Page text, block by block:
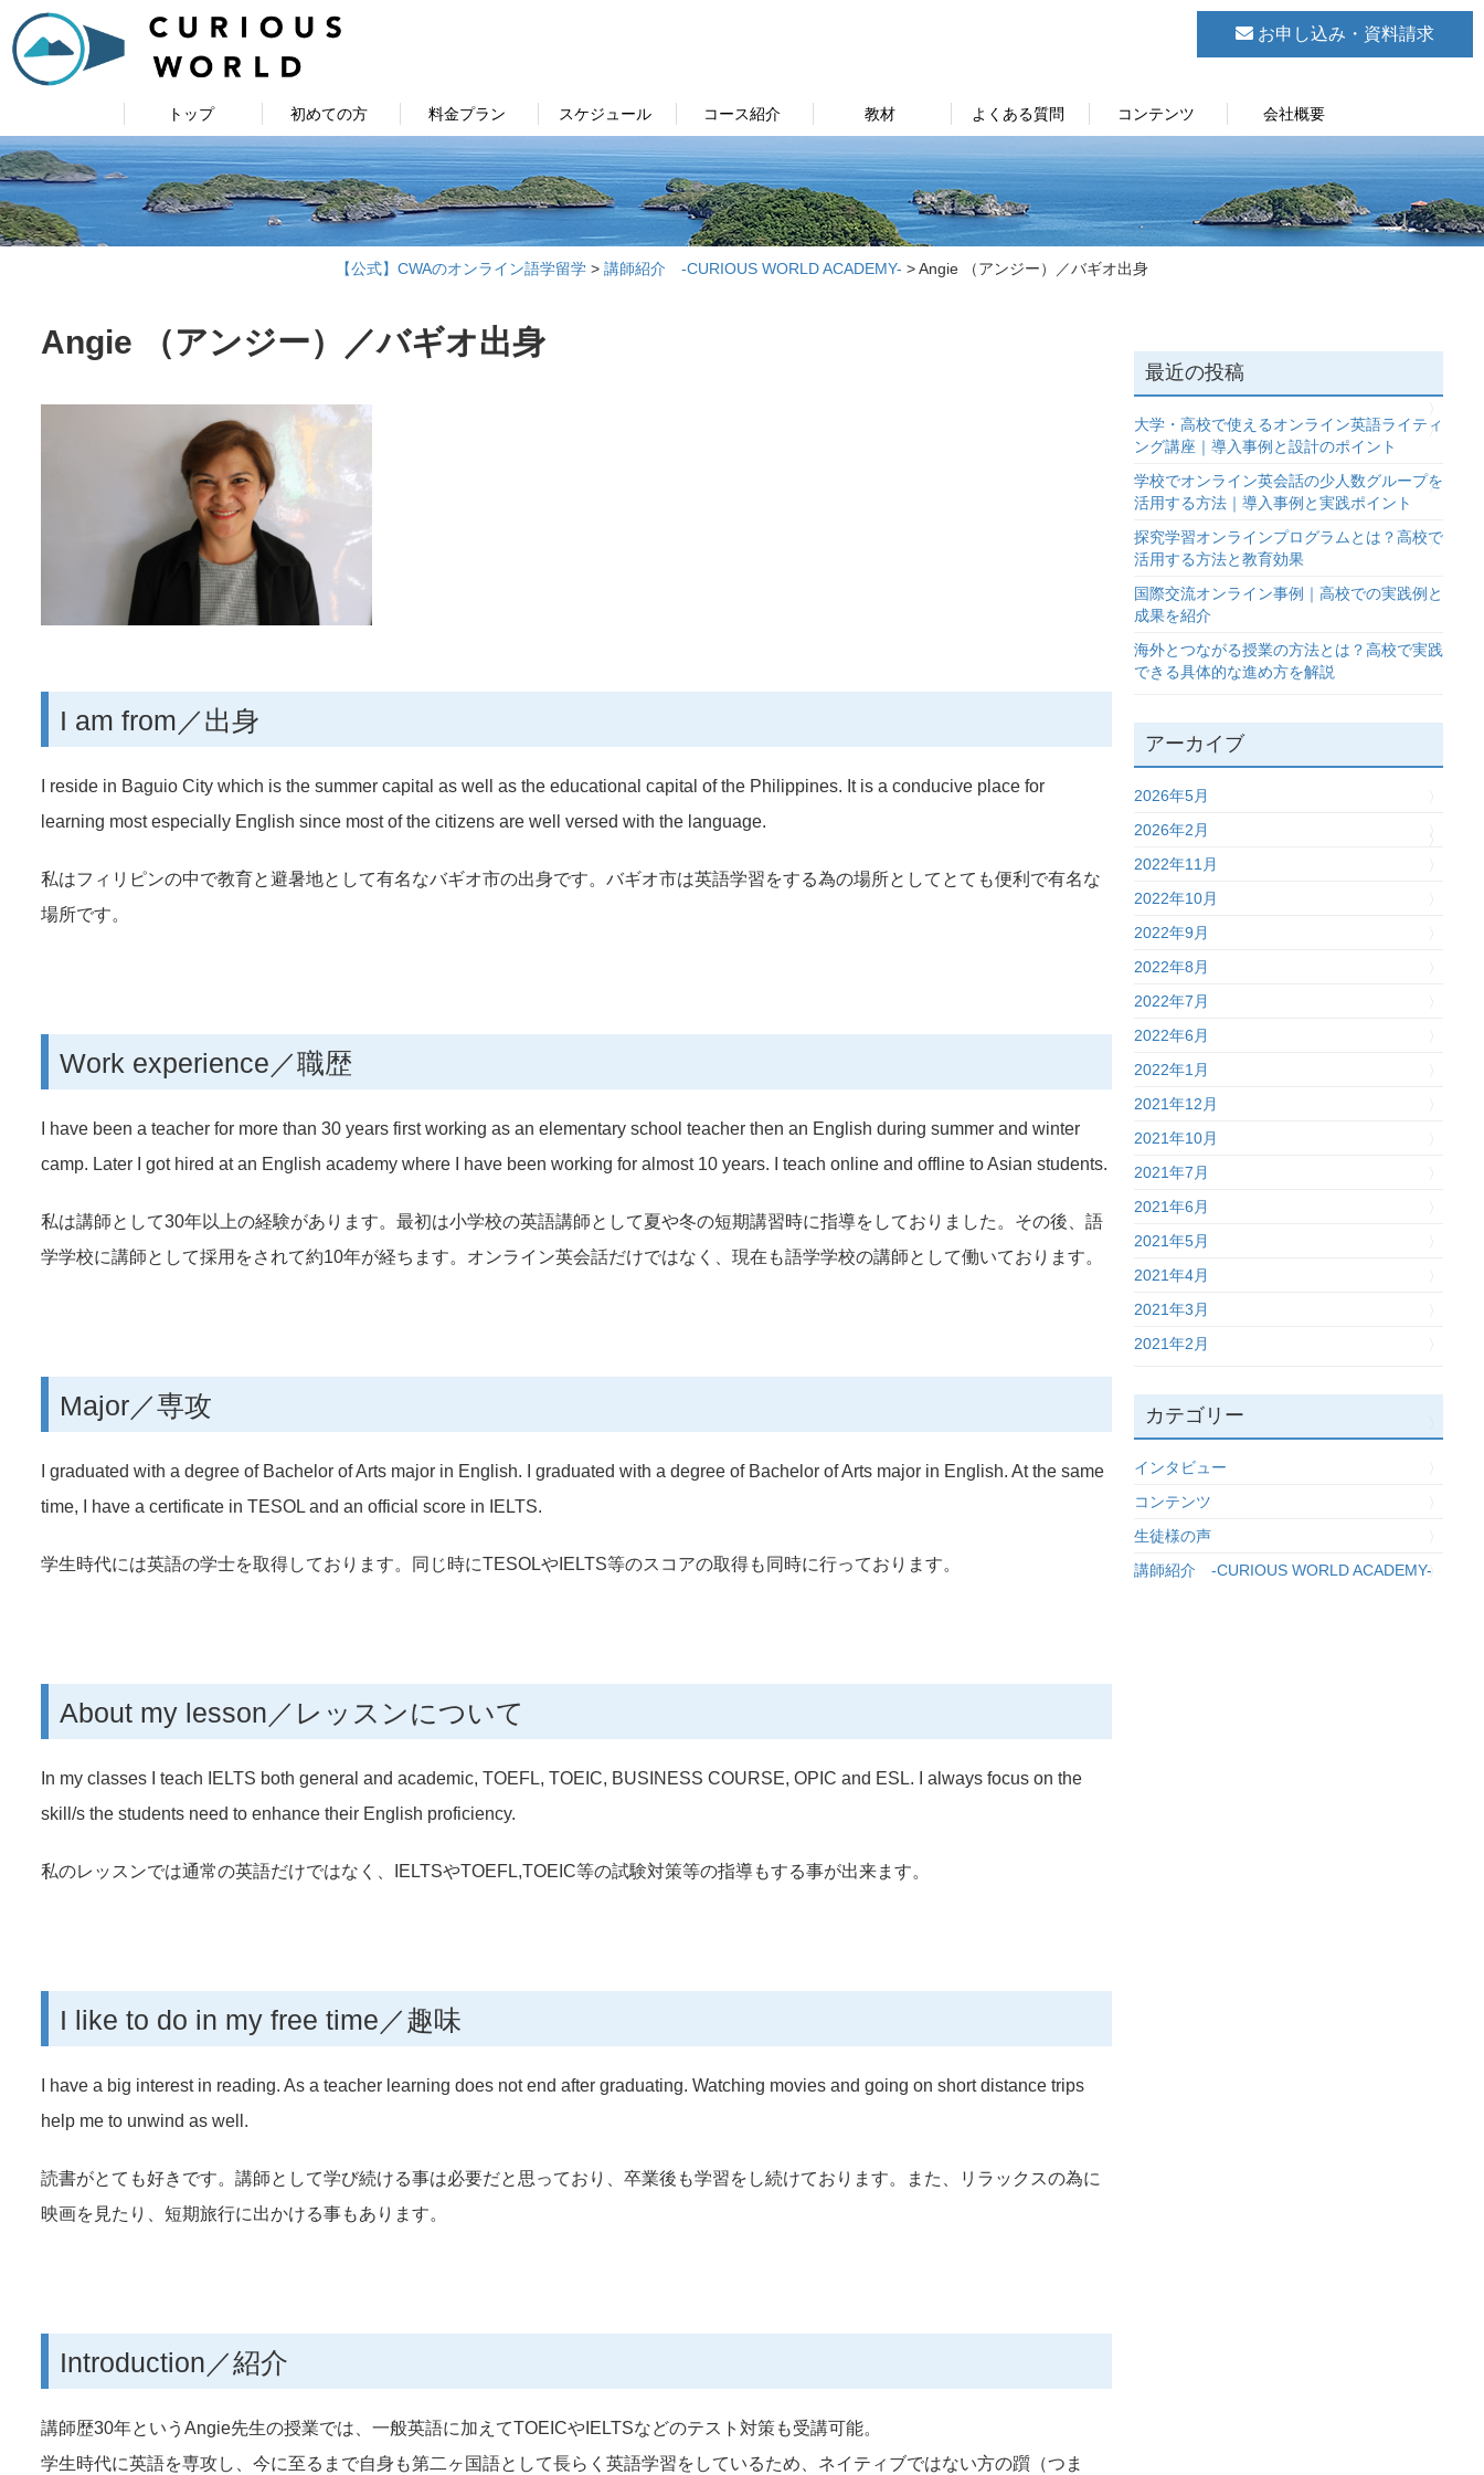
お申し込み・資料請求
トップ 初めての方 料金プラン スケジュール コース紹介 教材 よくある質問 コンテンツ 会社概要
【公式】CWAのオンライン語学留学 > 講師紹介 -CURIOUS WORLD ACADEMY- >Angie （アンジー）／バギオ出身
Angie （アンジー）／バギオ出身
I am from／出身
I reside in Baguio City which is the summer capital as well as the educational capital of the Philippines. It is a conducive place for
learning most especially English since most of the citizens are well versed with the language.
私はフィリピンの中で教育と避暑地として有名なバギオ市の出身です。バギオ市は英語学習をする為の場所としてとても便利で有名な
場所です。
Work experience／職歴
I have been a teacher for more than 30 years first working as an elementary school teacher then an English during summer and winter
camp. Later I got hired at an English academy where I have been working for almost 10 years. I teach online and offline to Asian students.
私は講師として30年以上の経験があります。最初は小学校の英語講師として夏や冬の短期講習時に指導をしておりました。その後、語
学学校に講師として採用をされて約10年が経ちます。オンライン英会話だけではなく、現在も語学学校の講師として働いております。
Major／専攻
I graduated with a degree of Bachelor of Arts major in English. I graduated with a degree of Bachelor of Arts major in English. At the same
time, I have a certificate in TESOL and an official score in IELTS.
学生時代には英語の学士を取得しております。同じ時にTESOLやIELTS等のスコアの取得も同時に行っております。
About my lesson／レッスンについて
In my classes I teach IELTS both general and academic, TOEFL, TOEIC, BUSINESS COURSE, OPIC and ESL. I always focus on the
skill/s the students need to enhance their English proficiency.
私のレッスンでは通常の英語だけではなく、IELTSやTOEFL,TOEIC等の試験対策等の指導もする事が出来ます。
I like to do in my free time／趣味
I have a big interest in reading. As a teacher learning does not end after graduating. Watching movies and going on short distance trips
help me to unwind as well.
読書がとても好きです。講師として学び続ける事は必要だと思っており、卒業後も学習をし続けております。また、リラックスの為に
映画を見たり、短期旅行に出かける事もあります。
Introduction／紹介
講師歴30年というAngie先生の授業では、一般英語に加えてTOEICやIELTSなどのテスト対策も受講可能。
学生時代に英語を専攻し、今に至るまで自身も第二ヶ国語として長らく英語学習をしているため、ネイティブではない方の躓（つま
最近の投稿
大学・高校で使えるオンライン英語ライティ
ング講座｜導入事例と設計のポイント
学校でオンライン英会話の少人数グループを
活用する方法｜導入事例と実践ポイント
探究学習オンラインプログラムとは？高校で
活用する方法と教育効果
国際交流オンライン事例｜高校での実践例と
成果を紹介
海外とつながる授業の方法とは？高校で実践
できる具体的な進め方を解説
アーカイブ
2026年5月
2026年2月
2022年11月
2022年10月
2022年9月
2022年8月
2022年7月
2022年6月
2022年1月
2021年12月
2021年10月
2021年7月
2021年6月
2021年5月
2021年4月
2021年3月
2021年2月
カテゴリー
インタビュー
コンテンツ
生徒様の声
講師紹介 -CURIOUS WORLD ACADEMY-